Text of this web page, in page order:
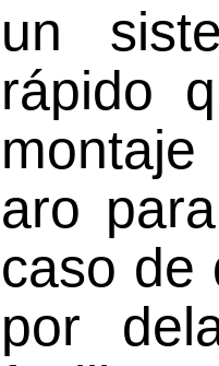
un
rápido
aro
caso de
por